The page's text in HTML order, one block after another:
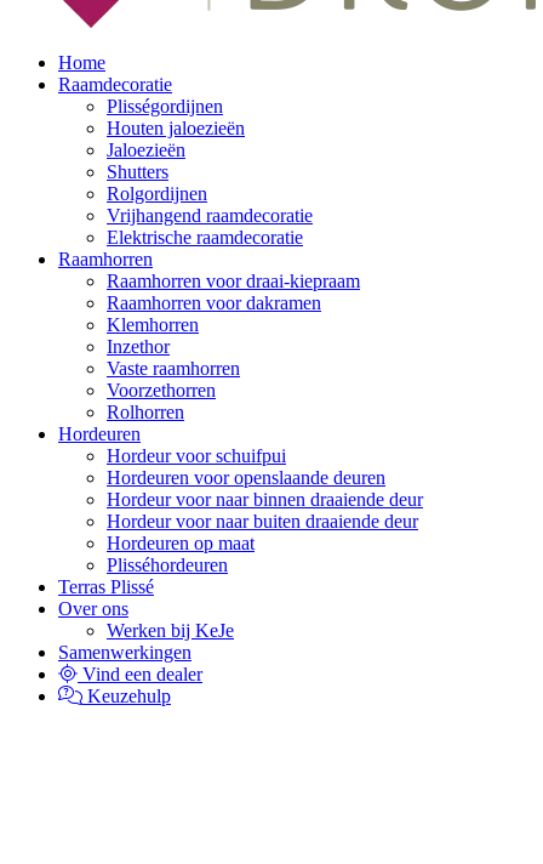
Home
Raamdecoratie
Plisségordijnen
Houten jaloezieën
Jaloezieën
Shutters
Rolgordijnen
Vrijhangend raamdecoratie
Elektrische raamdecoratie
Raamhorren
Raamhorren voor draai-kiepraam
Raamhorren voor dakramen
Klemhorren
Inzethor
Vaste raamhorren
Voorzethorren
Rolhorren
Hordeuren
Hordeur voor schuifpui
Hordeuren voor openslaande deuren
Hordeur voor naar binnen draaiende deur
Hordeur voor naar buiten draaiende deur
Hordeuren op maat
Plisséhordeuren
Terras Plissé
Over ons
Werken bij KeJe
Samenwerkingen
Vind een dealer
Keuzehulp